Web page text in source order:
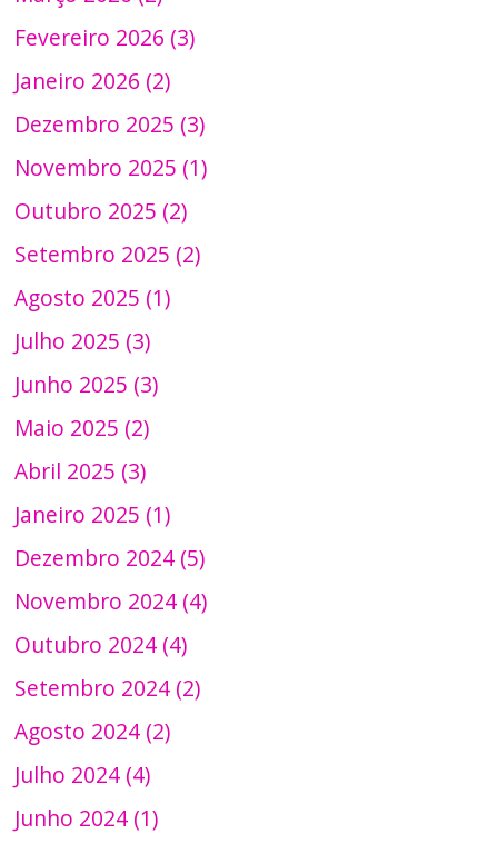
Fevereiro 2026 (3)
Janeiro 2026 (2)
Dezembro 2025 (3)
Novembro 2025 (1)
Outubro 2025 (2)
Setembro 2025 (2)
Agosto 2025 (1)
Julho 2025 (3)
Junho 2025 (3)
Maio 2025 (2)
Abril 2025 (3)
Janeiro 2025 (1)
Dezembro 2024 (5)
Novembro 2024 (4)
Outubro 2024 (4)
Setembro 2024 (2)
Agosto 2024 (2)
Julho 2024 (4)
Junho 2024 (1)